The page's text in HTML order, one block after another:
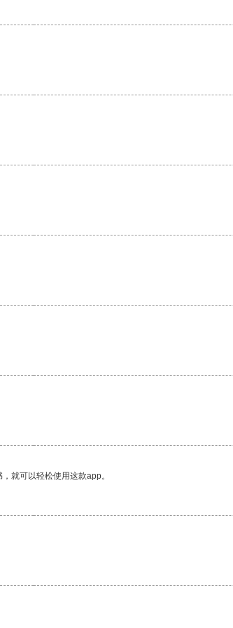
就可以轻松使用这款app。